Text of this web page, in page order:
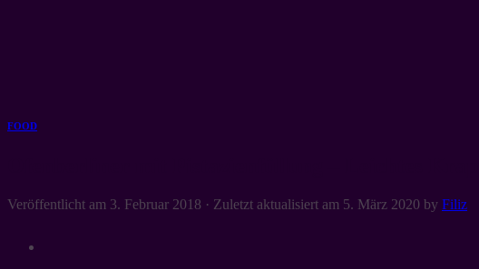
FOOD
Veröffentlicht am 3. Februar 2018 · Zuletzt aktualisiert am 5. März 2020 by Filiz